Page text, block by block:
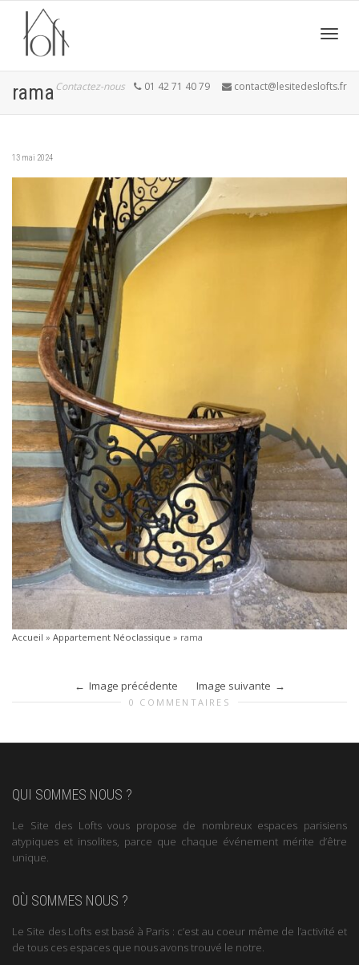
ramaContactez-nous 01 42 71 40 79 contact@lesitedeslofts.fr
13 mai 2024
Accueil » Appartement Néoclassique » rama
Image précédente Image suivante
0 COMMENTAIRES
QUI SOMMES NOUS ?
Le Site des Lofts vous propose de nombreux espaces parisiens
atypiques et insolites, parce que chaque événement mérite d’être
unique.
OÙ SOMMES NOUS ?
Le Site des Lofts est basé à Paris : c’est au coeur même de l’activité et
de tous ces espaces que nous avons trouvé le notre.